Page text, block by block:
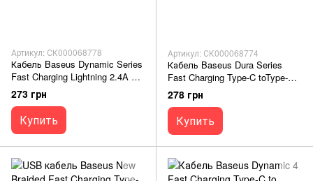
Артикул: СК000068778
Кабель Baseus Dynamic Series
Fast Charging Lightning 2.4A 2m
white
273 грн
Купить
Артикул: СК000068774
Кабель Baseus Dura Series
Fast Charging Type-C toType-C
240W 1m black/gold
278 грн
Купить